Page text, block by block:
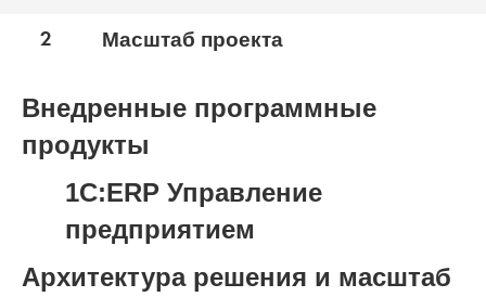
2 Масштаб проекта
Внедренные программные
продукты
1С:ERP Управление
предприятием
Архитектура решения и масштаб